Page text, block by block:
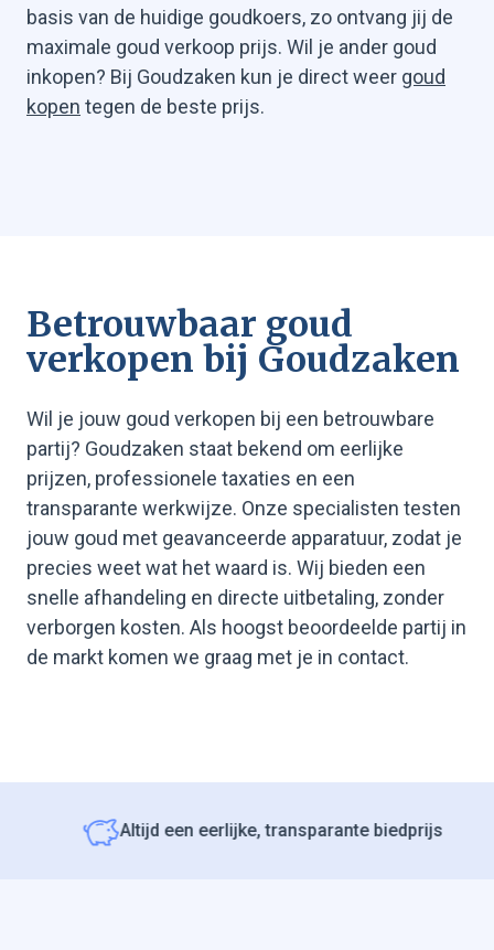
basis van de huidige goudkoers, zo ontvang jij de
maximale goud verkoop prijs. Wil je ander goud
inkopen? Bij Goudzaken kun je direct weer goud
kopen tegen de beste prijs.
Betrouwbaar goud
verkopen bij Goudzaken
Wil je jouw goud verkopen bij een betrouwbare
partij? Goudzaken staat bekend om eerlijke
prijzen, professionele taxaties en een
transparante werkwijze. Onze specialisten testen
jouw goud met geavanceerde apparatuur, zodat je
precies weet wat het waard is. Wij bieden een
snelle afhandeling en directe uitbetaling, zonder
verborgen kosten. Als hoogst beoordeelde partij in
de markt komen we graag met je in contact.
Altijd een eerlijke, transparante biedprijs